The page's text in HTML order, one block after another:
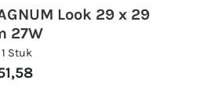
Look 29 x 29
27W
1 Stuk